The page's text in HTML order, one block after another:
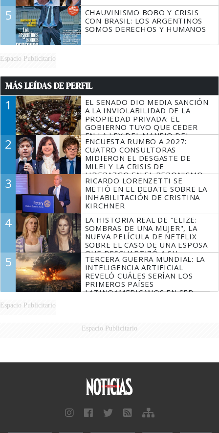
5
CHAUVINISMO BOBO Y CRISIS
CON BRASIL: LOS ARGENTINOS
SOMOS DERECHOS Y HUMANOS
Espacio Publicitario
MÁS LEÍDAS DE PERFIL
1
EL SENADO DIO MEDIA SANCIÓN
A LA INVIOLABILIDAD DE LA
PROPIEDAD PRIVADA: EL
GOBIERNO TUVO QUE CEDER
EN LA LEY DEL MANEJO DEL
FUEGO
2
ENCUESTA RUMBO A 2027:
CUATRO CONSULTORAS
MIDIERON EL DESGASTE DE
MILEI Y LA CRISIS DE
LIDERAZGO EN EL PERONISMO
3
RICARDO LORENZETTI SE
METIÓ EN EL DEBATE SOBRE LA
INHABILITACIÓN DE CRISTINA
KIRCHNER
4
LA HISTORIA REAL DE "ELIZE:
SOMBRAS DE UNA MUJER", LA
NUEVA PELÍCULA DE NETFLIX
SOBRE EL CASO DE UNA ESPOSA
QUE DESCUARTIZÓ A SU
MARIDO
5
TERCERA GUERRA MUNDIAL: LA
INTELIGENCIA ARTIFICIAL
REVELÓ CUÁLES SERÍAN LOS
PRIMEROS PAÍSES
LATINOAMERICANOS EN SER
Espacio Publicitario
Espacio Publicitario